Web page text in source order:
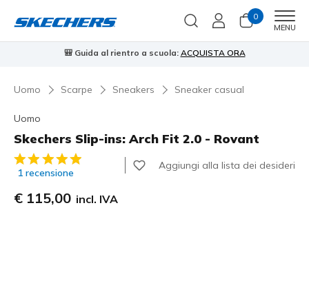
0
MENU
🎒 Guida al rientro a scuola: ACQUISTA ORA
Uomo Scarpe Sneakers Sneaker casual
Uomo
Skechers Slip-ins: Arch Fit 2.0 - Rovant
Valutazione cliente 5 su 5
1 recensione
Aggiungi alla lista dei desideri
€ 115,00 incl. IVA